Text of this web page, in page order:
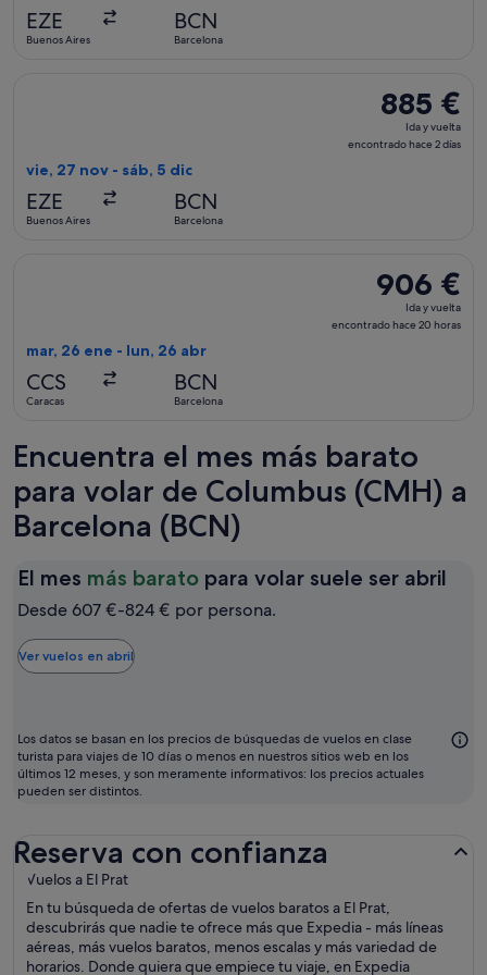
EZE
Buenos Aires
BCN
Barcelona
885 €
Ida
y
885 €
Ida y vuelta
encontrado hace 2 días
vie, 27 nov - sáb, 5 dic
EZE
Buenos Aires
BCN
Barcelona
906 €
Ida
y
906 €
Ida y vuelta
encontrado hace 20 horas
mar, 26 ene - lun, 26 abr
CCS
Caracas
BCN
Barcelona
Encuentra el mes más barato
para volar de Columbus (CMH) a
Barcelona (BCN)
El mes más barato para volar suele ser abril
Desde 607 €-824 € por persona.
Ver vuelos en abril
Los datos se basan en los precios de búsquedas de vuelos en clase
turista para viajes de 10 días o menos en nuestros sitios web en los
últimos 12 meses, y son meramente informativos: los precios actuales
pueden ser distintos.
Reserva con confianza
Vuelos a El Prat
En tu búsqueda de ofertas de vuelos baratos a El Prat,
descubrirás que nadie te ofrece más que Expedia - más líneas
aéreas, más vuelos baratos, menos escalas y más variedad de
horarios. Donde quiera que empiece tu viaje, en Expedia